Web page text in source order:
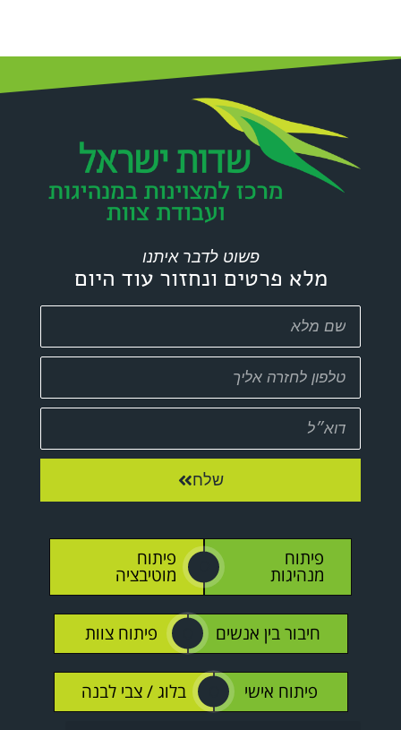
פשוט לדבר איתנו
מלא פרטים ונחזור עוד היום
שלח
פיתוח
מנהיגות
פיתוח
מוטיבציה
חיבור בין אנשים פיתוח צוות
פיתוח אישי בלוג / צבי לבנה